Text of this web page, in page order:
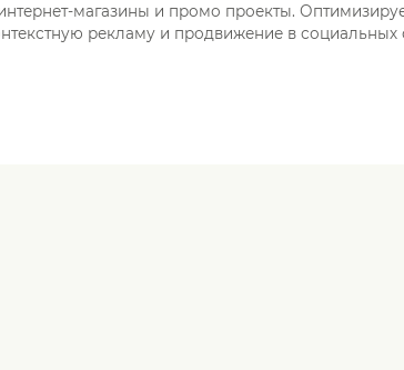
магазины и промо проекты.
рекламу и продвижение в социальных